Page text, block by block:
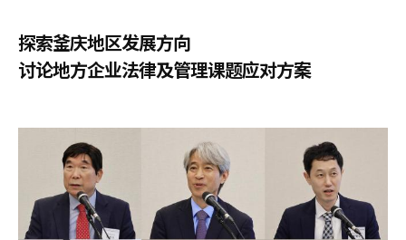
探索釜庆地区发展方向
讨论地方企业法律及管理课题应对方案